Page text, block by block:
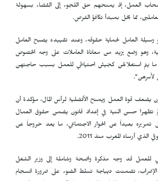
العمل، إذ يمنحهم حق اللجوء إلى القضاء بسهولة
مما يخل بمبدأ تكافؤ الفرص.
وسيلة العامل لحماية حقوقه، وعند تقييده يصبح العامل
وهو وضع يزيد من معاناة العاملات على وجه الخصوص
ما يتم استغلالهن كجيش احتياطي للعمل بسبب حاجتهن
لأسرهن".
يضعف قوة العمل ويمنح الأفضلية لرأس المال، مؤكدة أن
لم تظهرا حسن النية في إعداد قانون يضمن حقوق العمال
تمريره بعيداً عن الحوار الاجتماعي، ما يعد خروجاً عن
الذي أرساه المغرب منذ 2011.
للعمل قد وجه مذكرة واضحة وشاملة إلى وزير الشغل
تضمنت ديباجة تسلط الضوء على ضرورة انسجام